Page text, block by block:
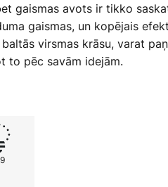
gaismas avots ir tikko
gaismas, un kopējais
virsmas krāsu, varat
to pēc savām idejām.